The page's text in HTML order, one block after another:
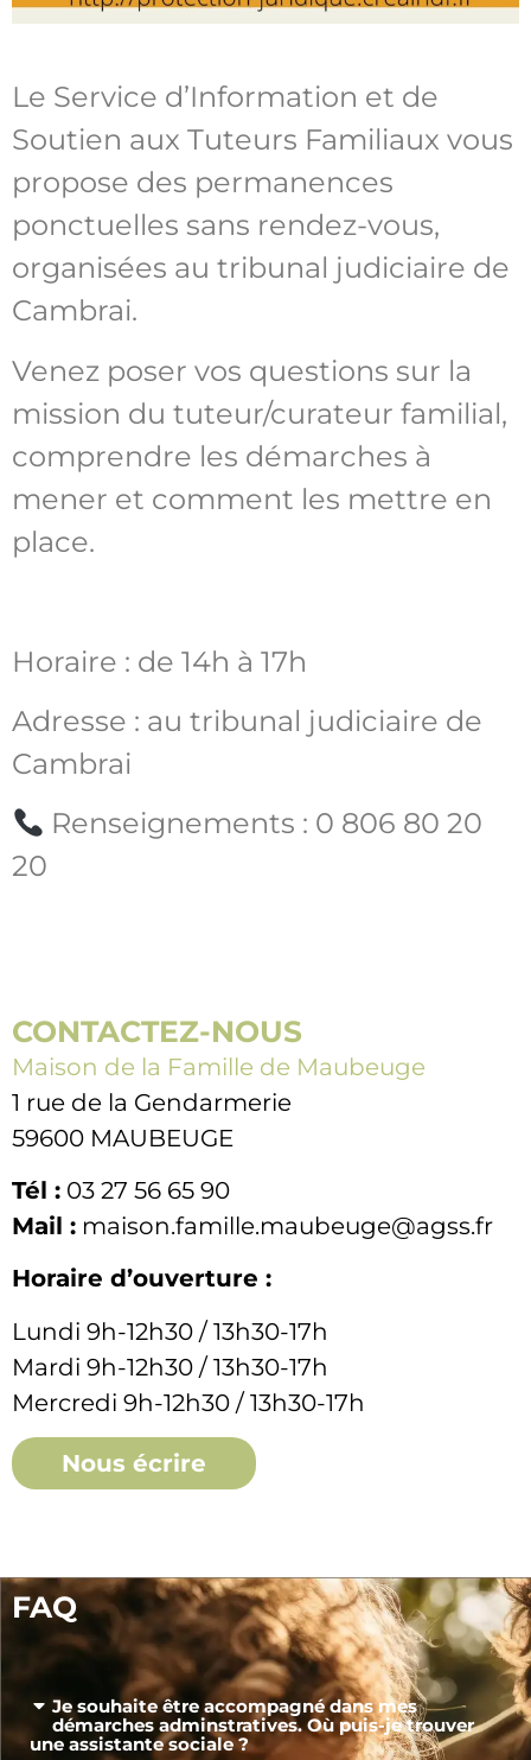
Le Service d’Information et de
Soutien aux Tuteurs Familiaux vous
propose des permanences
ponctuelles sans rendez-vous,
organisées au tribunal judiciaire de
Cambrai.
Venez poser vos questions sur la
mission du tuteur/curateur familial,
comprendre les démarches à
mener et comment les mettre en
place.
Horaire : de 14h à 17h
Adresse : au tribunal judiciaire de
Cambrai
Renseignements : 0 806 80 20
20
CONTACTEZ-NOUS
Maison de la Famille de Maubeuge
1 rue de la Gendarmerie
59600 MAUBEUGE
Tél : 03 27 56 65 90
Mail : maison.famille.maubeuge@agss.fr
Horaire d’ouverture :
Lundi 9h-12h30 / 13h30-17h
Mardi 9h-12h30 / 13h30-17h
Mercredi 9h-12h30 / 13h30-17h
Nous écrire
FAQ
Je souhaite être accompagné dans mes
démarches adminstratives. Où puis-je trouver
une assistante sociale ?